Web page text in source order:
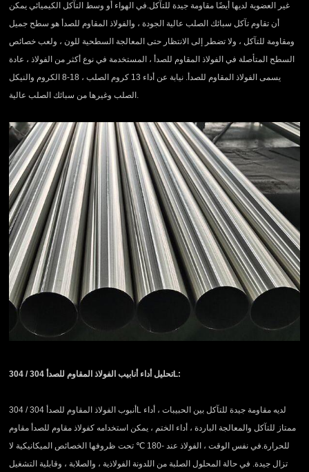
غير العضوية لديها أيضًا مقاومة جيدة للتآكل.في الهواء أو وسط التآكل الكيميائي يمكن
أن تقاوم تآكل سبائك الصلب عالية الجودة ، والفولاذ المقاوم للصدأ هو سطح جميل
ومقاومة للتآكل ، ولا تضطر إلى الانتظار حتى المعالجة السطحية للون ، ولعب خصائص
السطح المتأصلة في الفولاذ المقاوم للصدأ ، المستخدمة في نوع أكثر من الفولاذ ، عادة
يسمى الفولاذ المقاوم للصدأ. نيابة عن أداء 13 كروم الصلب ، 18-8 الكروم والنيكل
الصلب وغيرها من سبائك الصلب عالية.
تحليل أداء أنابيب الفولاذ المقاوم للصدأ 304 / 304L:
أنبوب الفولاذ المقاوم للصدأ 304 / 304L لديه مقاومة جيدة للتآكل بين الحبيبات ، أداء
ممتاز للتآكل والمعالجة الباردة ، أداء الختم ، يمكن استخدامه كفولاذ مقاوم للصدأ مقاوم
للحرارة.في نفس الوقت ، الفولاذ عند -180 ℃ تحت ظروفها الخصائص الميكانيكية لا
تزال جيدة. في حالة المحلول الصلبة من اللدونة الفولاذية ، والصلابة ، وقابلية التشغيل